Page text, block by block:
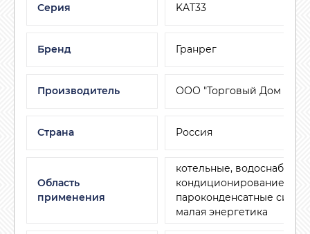
Серия KAT33
Бренд Гранрег
Производитель ООО "Торговый Дом АДЛ"
Страна Россия
Область
применения
котельные,
кондиционирование и
пароконденсатные
малая энергетика